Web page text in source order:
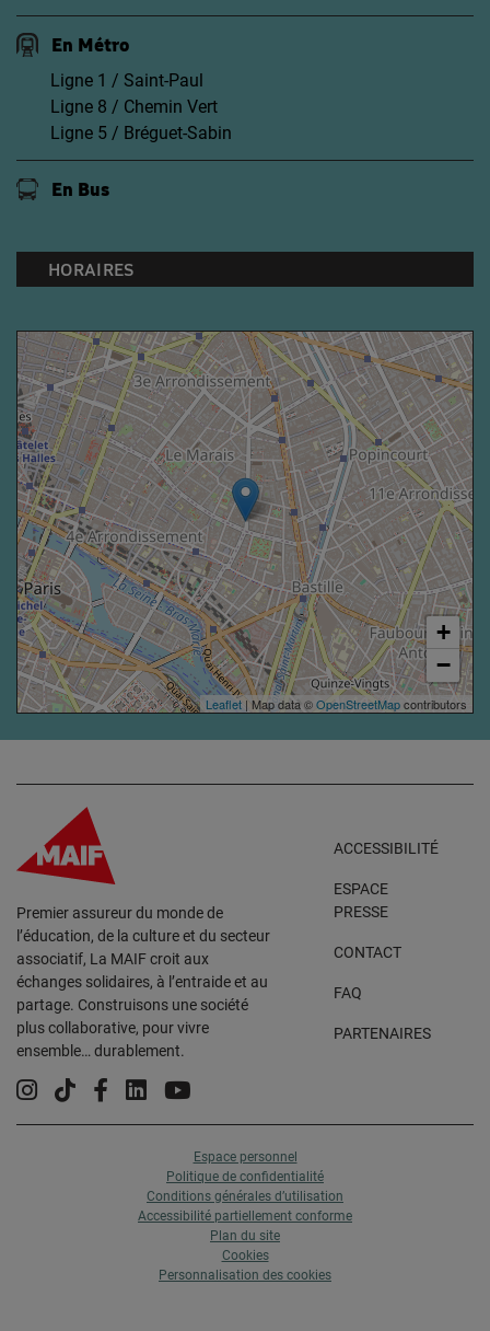
En Métro
Ligne 1 / Saint-Paul
Ligne 8 / Chemin Vert
Ligne 5 / Bréguet-Sabin
En Bus
HORAIRES
+
−
Leaflet | Map data ©OpenStreetMapcontributors
Premier assureur du monde de
l’éducation, de la culture et du secteur
associatif, La MAIF croit aux
échanges solidaires, à l’entraide et au
partage. Construisons une société
plus collaborative, pour vivre
ensemble… durablement.
ACCESSIBILITÉ
ESPACE
PRESSE
CONTACT
FAQ
PARTENAIRES
Instagram
TiktokFacebook
LinkedinYouTube
Espace personnel
Politique de confidentialité
Conditions générales d’utilisation
Accessibilité partiellement conforme
Plan du site
Cookies
Personnalisation des cookies